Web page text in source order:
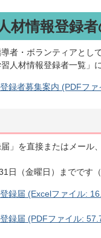
材情報登録
者・ボランティアとし
人材情報登録者一覧」
録者募集案内 (PDFフ
」を直接またはメー
日（金曜日）までです（
録届 (Excelファイル:
録届 (PDFファイル: